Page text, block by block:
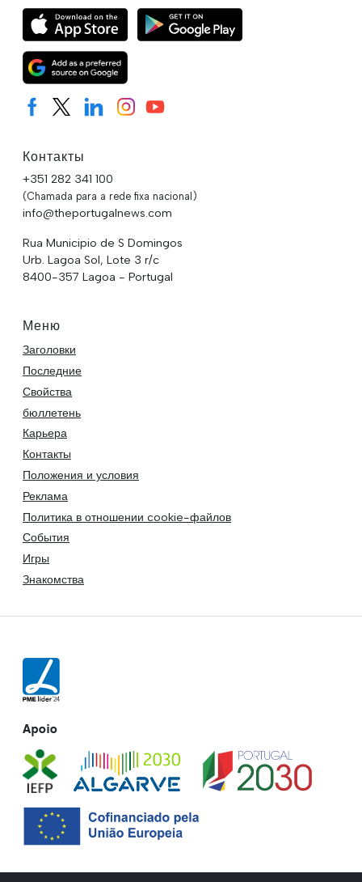
Контакты
+351 282 341 100
(Chamada para a rede fixa nacional)
info@theportugalnews.com
Rua Municipio de S Domingos
Urb. Lagoa Sol, Lote 3 r/c
8400-357 Lagoa - Portugal
Меню
Заголовки
Последние
Свойства
бюллетень
Карьера
Контакты
Положения и условия
Реклама
Политика в отношении cookie-файлов
События
Игры
Знакомства
Apoio